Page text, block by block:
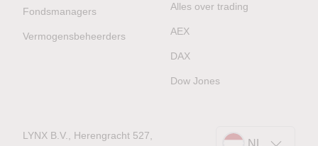
Fondsmanagers
Vermogensbeheerders
Alles over trading
AEX
DAX
Dow Jones
LYNX B.V., Herengracht 527,
NL